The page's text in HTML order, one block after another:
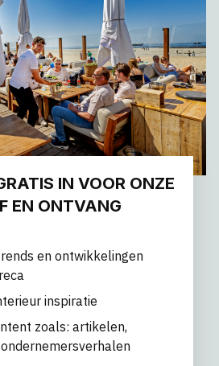
IN VOOR ONZE
EN ONTVANG
en ontwikkelingen
inspiratie
zoals: artikelen,